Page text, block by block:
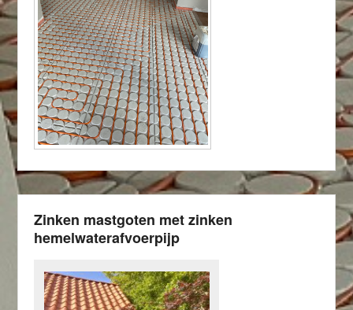
Zinken mastgoten met zinken
hemelwaterafvoerpijp